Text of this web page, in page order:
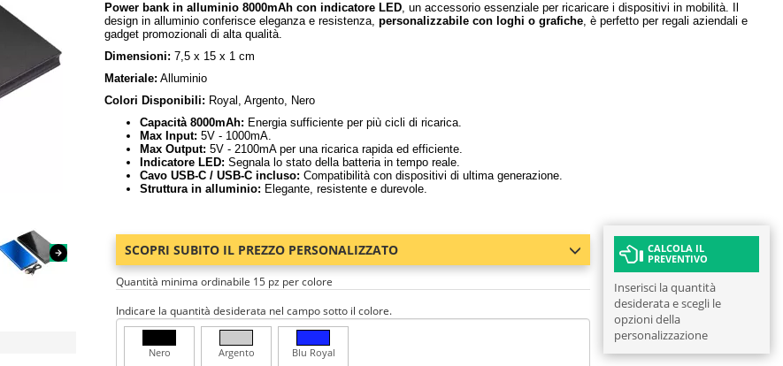
Power bank in alluminio 8000mAh con indicatore LED, un accessorio essenziale per ricaricare i dispositivi in mobilità. Il
design in alluminio conferisce eleganza e resistenza, personalizzabile con loghi o grafiche, è perfetto per regali aziendali e
gadget promozionali di alta qualità.
Dimensioni: 7,5 x 15 x 1 cm
Materiale: Alluminio
Colori Disponibili: Royal, Argento, Nero
Capacità 8000mAh: Energia sufficiente per più cicli di ricarica.
Max Input: 5V - 1000mA.
Max Output: 5V - 2100mA per una ricarica rapida ed efficiente.
Indicatore LED: Segnala lo stato della batteria in tempo reale.
Cavo USB-C / USB-C incluso: Compatibilità con dispositivi di ultima generazione.
Struttura in alluminio: Elegante, resistente e durevole.
SCOPRI SUBITO IL PREZZO PERSONALIZZATO
Quantità minima ordinabile 15 pz per colore
Indicare la quantità desiderata nel campo sotto il colore.
Nero Argento Blu Royal
CALCOLA IL
PREVENTIVO
Inserisci la quantità
desiderata e scegli le
opzioni della
personalizzazione